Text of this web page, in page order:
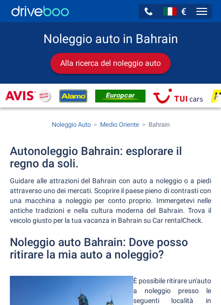
€
Noleggio auto in Bahrain
Alla ricerca del noleggio auto
Noleggio Auto Medio Oriente Bahrain
Autonoleggio Bahrain: esplorare il
regno da soli.
Guidare alle attrazioni del Bahrain con auto a noleggio o a piedi
attraverso uno dei mercati. Scoprire il paese pieno di contrasti con
una macchina a noleggio per conto proprio. Immergetevi nelle
antiche tradizioni e nella cultura moderna del Bahrain. Trova il
veicolo giusto per la tua vacanza in Bahrain su Car rentalCheck.
Noleggio auto Bahrain: Dove posso
ritirare la mia auto a noleggio?
È possibile ritirare un'auto
a noleggio presso le
seguenti località in